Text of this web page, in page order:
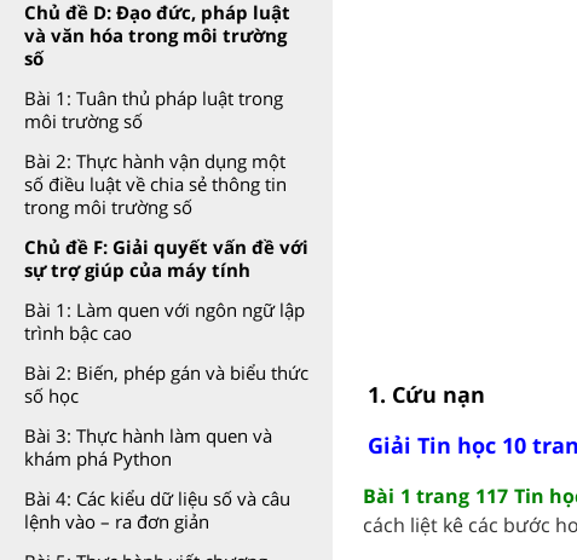
Chủ đề D: Đạo đức, pháp luật
và văn hóa trong môi trường
số
Bài 1: Tuân thủ pháp luật trong
môi trường số
Bài 2: Thực hành vận dụng một
số điều luật về chia sẻ thông tin
trong môi trường số
Chủ đề F: Giải quyết vấn đề với
sự trợ giúp của máy tính
Bài 1: Làm quen với ngôn ngữ lập
trình bậc cao
Bài 2: Biến, phép gán và biểu thức
số học
Bài 3: Thực hành làm quen và
khám phá Python
Bài 4: Các kiểu dữ liệu số và câu
lệnh vào – ra đơn giản
1. Cứu nạn
Giải Tin học 10
Bài 1 trang 117 Tin
cách liệt kê các bước